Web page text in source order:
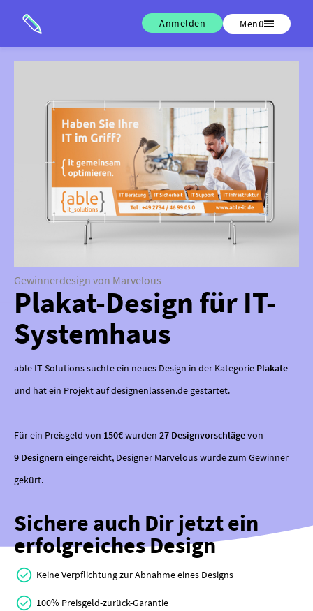
Anmelden Menü
Gewinnerdesign von Marvelous
Plakat-Design für IT-
Systemhaus
able IT Solutions suchte ein neues Design in der Kategorie Plakate
und hat ein Projekt auf designenlassen.de gestartet.
Für ein Preisgeld von 150€wurden 27 Designvorschlägevon
9 Designern eingereicht, Designer Marvelous wurde zum Gewinner
gekürt.
Sichere auch Dir jetzt ein
erfolgreiches Design
Keine Verpflichtung zur Abnahme eines Designs
100% Preisgeld-zurück-Garantie